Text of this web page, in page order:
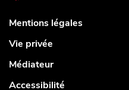
Mentions légales
Vie privée
Médiateur
Accessibilité